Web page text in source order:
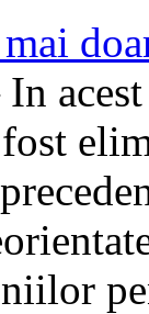
acest